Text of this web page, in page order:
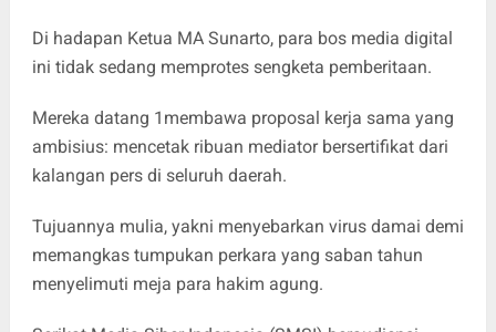
Di hadapan Ketua MA Sunarto, para bos media digital
ini tidak sedang memprotes sengketa pemberitaan.
Mereka datang 1membawa proposal kerja sama yang
ambisius: mencetak ribuan mediator bersertifikat dari
kalangan pers di seluruh daerah.
Tujuannya mulia, yakni menyebarkan virus damai demi
memangkas tumpukan perkara yang saban tahun
menyelimuti meja para hakim agung.